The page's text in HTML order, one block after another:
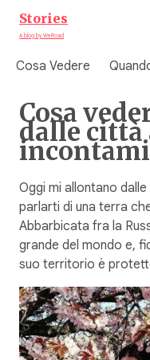
Stories
A blog by WeRoad
Cosa Vedere
Cosa
dalle
Oggi mi allontano
parlarti di una terra
Abbarbicata fra la
grande del mondo e,
suo territorio è